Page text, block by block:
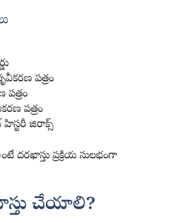
పత్రం
పత్రం
పత్రం
జిరాక్స్
దరఖాస్తు ప్రక్రియ సులభంగా
చేయాలి?